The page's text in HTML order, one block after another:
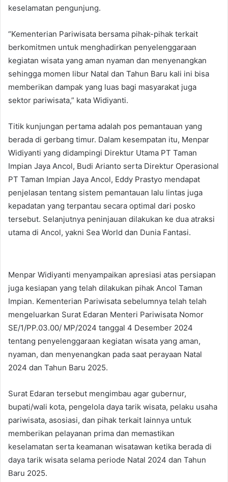
keselamatan pengunjung.
“Kementerian Pariwisata bersama pihak-pihak terkait
berkomitmen untuk menghadirkan penyelenggaraan
kegiatan wisata yang aman nyaman dan menyenangkan
sehingga momen libur Natal dan Tahun Baru kali ini bisa
memberikan dampak yang luas bagi masyarakat juga
sektor pariwisata,” kata Widiyanti.
Titik kunjungan pertama adalah pos pemantauan yang
berada di gerbang timur. Dalam kesempatan itu, Menpar
Widiyanti yang didampingi Direktur Utama PT Taman
Impian Jaya Ancol, Budi Arianto serta Direktur Operasional
PT Taman Impian Jaya Ancol, Eddy Prastyo mendapat
penjelasan tentang sistem pemantauan lalu lintas juga
kepadatan yang terpantau secara optimal dari posko
tersebut. Selanjutnya peninjauan dilakukan ke dua atraksi
utama di Ancol, yakni Sea World dan Dunia Fantasi.
Menpar Widiyanti menyampaikan apresiasi atas persiapan
juga kesiapan yang telah dilakukan pihak Ancol Taman
Impian. Kementerian Pariwisata sebelumnya telah telah
mengeluarkan Surat Edaran Menteri Pariwisata Nomor
SE/1/PP.03.00/ MP/2024 tanggal 4 Desember 2024
tentang penyelenggaraan kegiatan wisata yang aman,
nyaman, dan menyenangkan pada saat perayaan Natal
2024 dan Tahun Baru 2025.
Surat Edaran tersebut mengimbau agar gubernur,
bupati/wali kota, pengelola daya tarik wisata, pelaku usaha
pariwisata, asosiasi, dan pihak terkait lainnya untuk
memberikan pelayanan prima dan memastikan
keselamatan serta keamanan wisatawan ketika berada di
daya tarik wisata selama periode Natal 2024 dan Tahun
Baru 2025.